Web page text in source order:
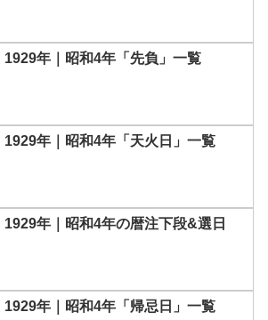
1929年｜昭和4年「先負」一覧
1929年｜昭和4年「天火日」一覧
1929年｜昭和4年の暦注下段&選日
1929年｜昭和4年「帰忌日」一覧